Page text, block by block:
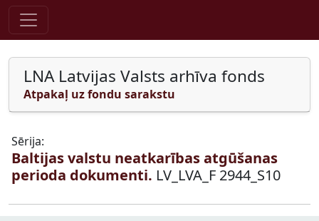
Pāriet uz saturu
LNA Latvijas Valsts arhīva fonds
Atpakaļ uz fondu sarakstu
Sērija:
Baltijas valstu neatkarības atgūšanas
perioda dokumenti. LV_LVA_F 2944_S10